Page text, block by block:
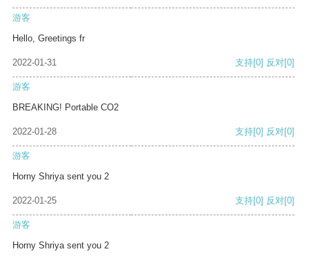
游客
Hello, Greetings fr
2022-01-31 支持[0] 反对[0]
游客
BREAKING! Portable CO2
2022-01-28 支持[0] 反对[0]
游客
Horny Shriya sent you 2
2022-01-25 支持[0] 反对[0]
游客
Horny Shriya sent you 2